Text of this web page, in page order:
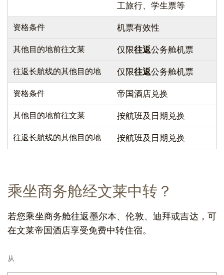
工旅行、学生票等
资格条件 机票有效性
其他目的地前往文莱 仅限往返公务舱机票
往返长航线的其他目的地 仅限往返公务舱机票
资格条件 帝国酒店兑换
其他目的地前往文莱 按航班及日期兑换
往返长航线的其他目的地 按航班及日期兑换
乘坐商务舱经文莱中转？
若您乘坐商务舱往返墨尔本、伦敦、迪拜或吉达，可
在文莱帝国酒店享受免费中转住宿。
从